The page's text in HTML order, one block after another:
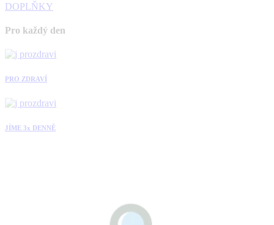
DOPLŇKY
Pro každý den
PRO ZDRAVÍ
JÍME 3x DENNĚ